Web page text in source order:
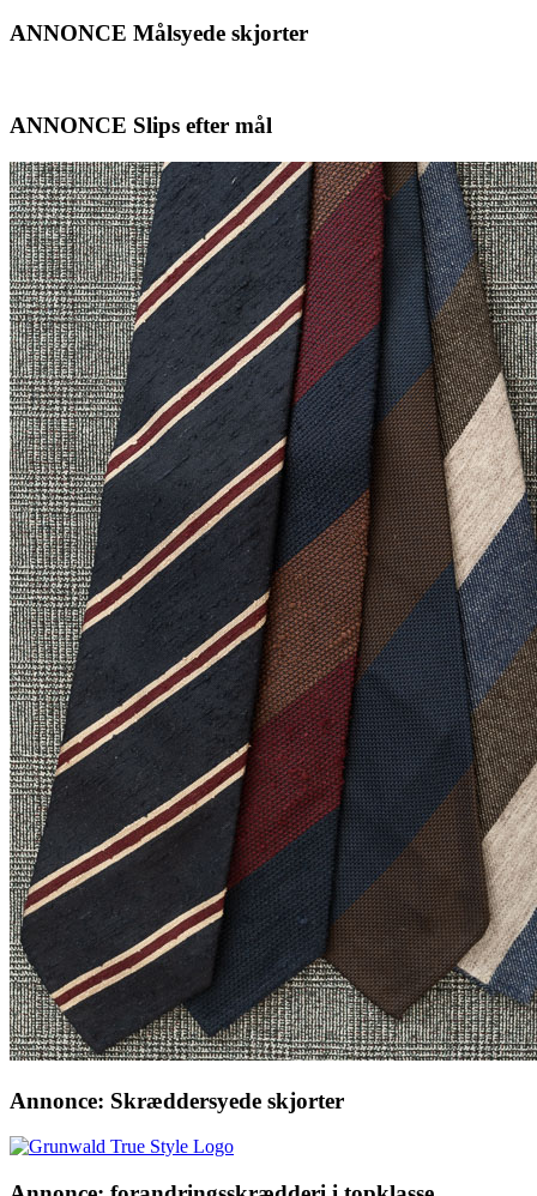
ANNONCE Målsyede skjorter
ANNONCE Slips efter mål
Annonce: Skræddersyede skjorter